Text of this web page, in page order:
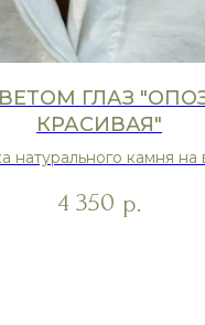
ГЛАЗ
КРАСИВАЯ"
натурального камня
4 350 р.